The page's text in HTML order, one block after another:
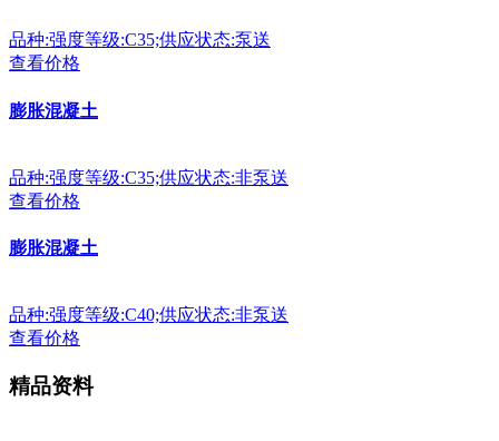
品种:强度等级:C35;供应状态:泵送
查看价格
膨胀混凝土
品种:强度等级:C35;供应状态:非泵送
查看价格
膨胀混凝土
品种:强度等级:C40;供应状态:非泵送
查看价格
精品资料